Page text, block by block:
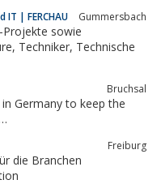
mit Sitz
Freiburg
IT | FERCHAU Gummersbach
Projekte sowie
Bruchsal
Germany to keep the
Freiburg
die Branchen